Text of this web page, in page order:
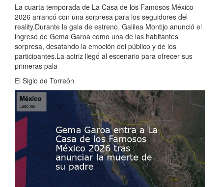
La cuarta temporada de La Casa de los Famosos México
2026 arrancó con una sorpresa para los seguidores del
reality.Durante la gala de estreno, Galilea Montijo anunció el
ingreso de Gema Garoa como una de las habitantes
sorpresa, desatando la emoción del público y de los
participantes.La actriz llegó al escenario para ofrecer sus
primeras pala
El Siglo de Torreón